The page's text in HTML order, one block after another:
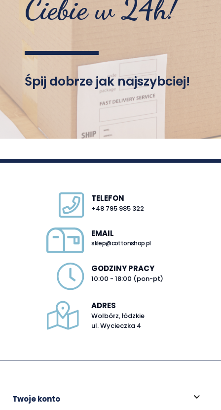
Ciebie w 24h!
Śpij dobrze jak najszybciej!
TELEFON
+48 795 985 322
EMAIL
sklep@cottonshop.pl
GODZINY PRACY
10:00 - 18:00 (pon-pt)
ADRES
Wolbórz, łódzkie
ul. Wycieczka 4
Twoje konto 